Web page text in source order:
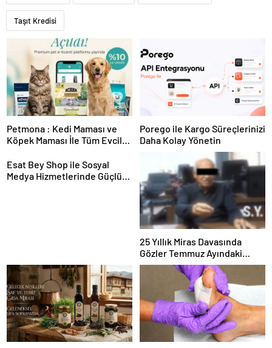
Taşıt Kredisi
Petmona : Kedi Maması ve
Köpek Maması İle Tüm Evcil
Porego ile Kargo Süreçlerinizi
Daha Kolay Yönetin
Esat Bey Shop ile Sosyal
Medya Hizmetlerinde Güçlü
25 Yıllık Miras Davasında
Gözler Temmuz Ayındaki
Karar Duruşmasına Çevrildi